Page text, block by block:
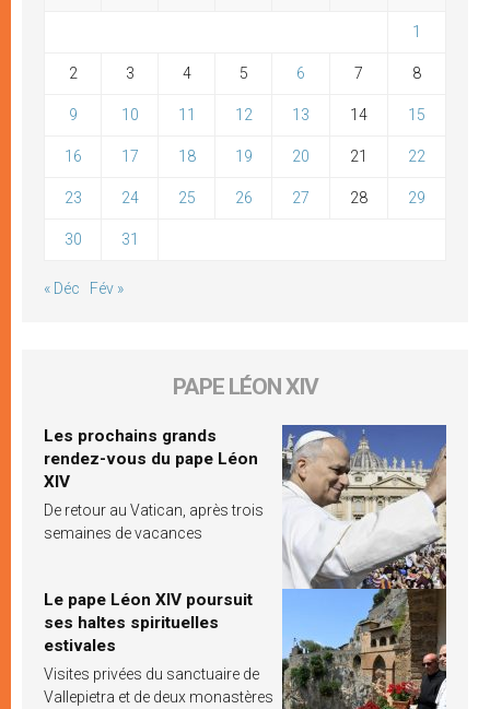
1
2 3 4 5 6 7 8
9 10 11 12 13 14 15
16 17 18 19 20 21 22
23 24 25 26 27 28 29
30 31
« Déc Fév »
PAPE LÉON XIV
Les prochains grands
rendez-vous du pape Léon
XIV
De retour au Vatican, après trois
semaines de vacances
Le pape Léon XIV poursuit
ses haltes spirituelles
estivales
Visites privées du sanctuaire de
Vallepietra et de deux monastères